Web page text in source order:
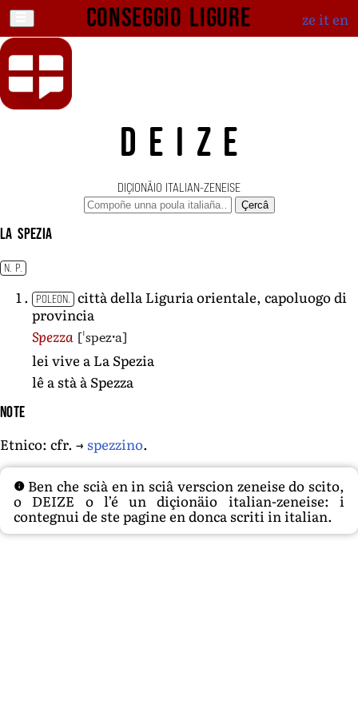
Conseggio ligure ze iten
DEIZE
DIÇIONÄIO ITALIAN-ZENEISE
Çercâ
La Spezia
N. P.
POLEON.
città della Liguria orientale, capoluogo di
provincia
Spezza [ˈspezˑa]
lei vive a La Spezia
lê a stà à Spezza
Note
Etnico: cfr. → spezzino.
Ben che scià en in sciâ verscion zeneise do scito,
o DEIZE o l’é un diçionäio italian-zeneise: i
contegnui de ste pagine en donca scriti in italian.